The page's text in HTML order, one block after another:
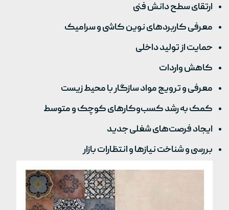
ارتقای سطح دانش فنی
معرفی کاربردهای نوین کاشی و سرامیک
حمایت از تولید داخلی
کاهش واردات
معرفی و ترویج مواد سازگار با محیط زیست
کمک به رشد کسب‌وکارهای کوچک و متوسط
ایجاد فرصت‌های شغلی جدید
بررسی و شناخت نیازها و انتظارات بازار